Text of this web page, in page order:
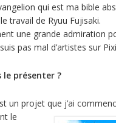
qui est ma bible
travail de Ryuu Fujisaki.
une grande admiration
pas mal d’artistes sur
le présenter ?
un projet que j’ai
le